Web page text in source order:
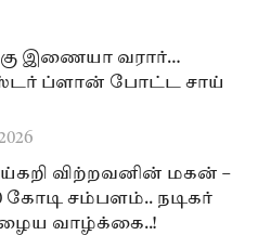
இணையா வரார்…
ப்ளான் போட்ட சாய்
காய்கறி விற்றவனின் மகன் –
கோடி சம்பளம்.. நடிகர்
வாழ்க்கை..!